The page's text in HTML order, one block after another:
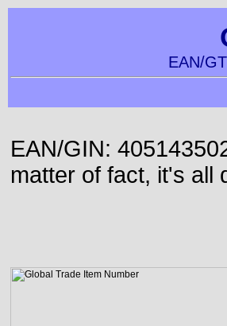
EAN/
EAN/GIN:
matter of fact, it's all